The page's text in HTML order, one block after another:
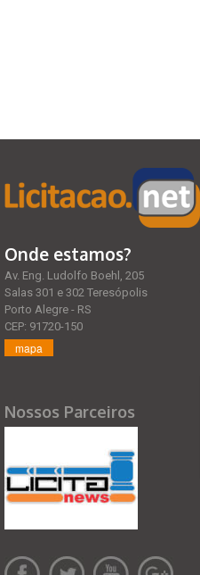
Onde estamos?
Av. Eng. Ludolfo Boehl, 205
Salas 301 e 302 Teresópolis
Porto Alegre - RS
CEP: 91720-150
mapa
Nossos Parceiros